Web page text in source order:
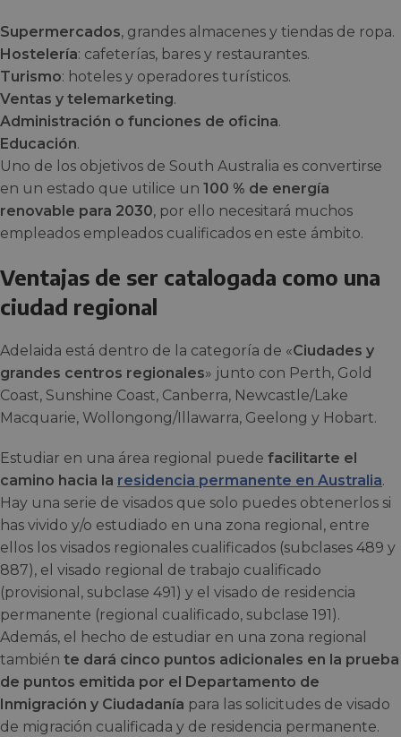
Supermercados, grandes almacenes y tiendas de ropa.
Hostelería: cafeterías, bares y restaurantes.
Turismo: hoteles y operadores turísticos.
Ventas y telemarketing.
Administración o funciones de oficina.
Educación.
Uno de los objetivos de South Australia es convertirse
en un estado que utilice un 100 % de energía
renovable para 2030, por ello necesitará muchos
empleados empleados cualificados en este ámbito.
Ventajas de ser catalogada como una
ciudad regional
Adelaida está dentro de la categoría de «Ciudades y
grandes centros regionales» junto con Perth, Gold
Coast, Sunshine Coast, Canberra, Newcastle/Lake
Macquarie, Wollongong/Illawarra, Geelong y Hobart.
Estudiar en una área regional puede facilitarte el
camino hacia la residencia permanente en Australia.
Hay una serie de visados que solo puedes obtenerlos si
has vivido y/o estudiado en una zona regional, entre
ellos los visados regionales cualificados (subclases 489 y
887), el visado regional de trabajo cualificado
(provisional, subclase 491) y el visado de residencia
permanente (regional cualificado, subclase 191).
Además, el hecho de estudiar en una zona regional
también te dará cinco puntos adicionales en la prueba
de puntos emitida por el Departamento de
Inmigración y Ciudadanía para las solicitudes de visado
de migración cualificada y de residencia permanente.